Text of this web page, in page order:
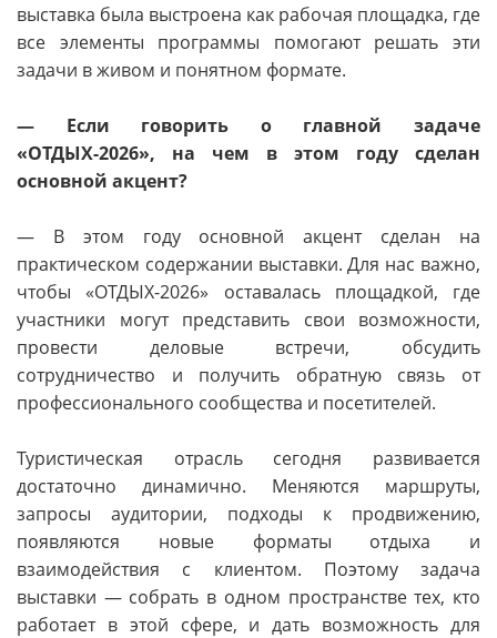
выставка была выстроена как рабочая площадка, где
все элементы программы помогают решать эти
задачи в живом и понятном формате.
— Если говорить о главной задаче
«ОТДЫХ-2026», на чем в этом году сделан
основной акцент?
— В этом году основной акцент сделан на
практическом содержании выставки. Для нас важно,
чтобы «ОТДЫХ-2026» оставалась площадкой, где
участники могут представить свои возможности,
провести деловые встречи, обсудить
сотрудничество и получить обратную связь от
профессионального сообщества и посетителей.
Туристическая отрасль сегодня развивается
достаточно динамично. Меняются маршруты,
запросы аудитории, подходы к продвижению,
появляются новые форматы отдыха и
взаимодействия с клиентом. Поэтому задача
выставки — собрать в одном пространстве тех, кто
работает в этой сфере, и дать возможность для